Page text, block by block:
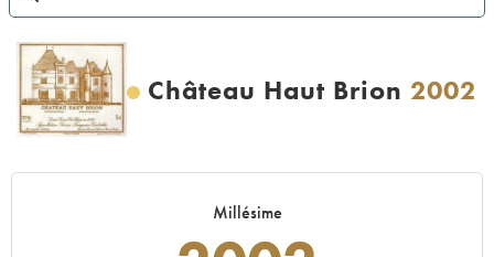
Château Haut Brion 2002
Millésime